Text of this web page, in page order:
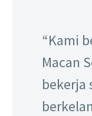
“Kami
Macan
bekerja